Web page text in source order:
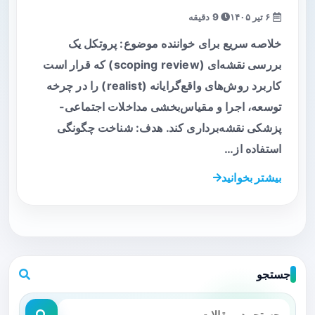
9 دقیقه
خلاصه سریع برای خواننده موضوع: پروتکل یک
بررسی نقشه‌ای (scoping review) که قرار است
کاربرد روش‌های واقع‌گرایانه (realist) را در چرخه
توسعه، اجرا و مقیاس‌بخشی مداخلات اجتماعی-
پزشکی نقشه‌برداری کند. هدف: شناخت چگونگی
استفاده از…
بیشتر بخوانید
جستجو